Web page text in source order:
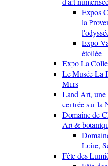
Expos
la
Expo
étoilée
Expo La
Le Musée La
Murs
Land Art, une
centrée sur la
Domaine de
Art &
Loire,
Fête des